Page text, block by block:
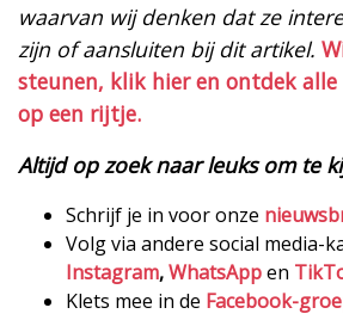
waarvan wij denken dat ze
zijn of aansluiten bij dit artikel.
steunen, klik hier en ontdek
op een rijtje.
Altijd op zoek naar leuks om te
Schrijf je in voor onze
Volg via andere social media-
Instagram,WhatsAppen
Klets mee in de Facebook-